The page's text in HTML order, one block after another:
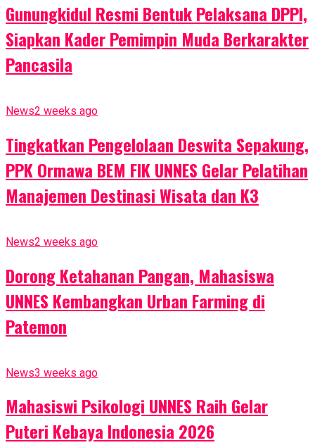
Gunungkidul Resmi Bentuk Pelaksana DPPI,
Siapkan Kader Pemimpin Muda Berkarakter
Pancasila
News2 weeks ago
Tingkatkan Pengelolaan Deswita Sepakung,
PPK Ormawa BEM FIK UNNES Gelar Pelatihan
Manajemen Destinasi Wisata dan K3
News2 weeks ago
Dorong Ketahanan Pangan, Mahasiswa
UNNES Kembangkan Urban Farming di
Patemon
News3 weeks ago
Mahasiswi Psikologi UNNES Raih Gelar
Puteri Kebaya Indonesia 2026